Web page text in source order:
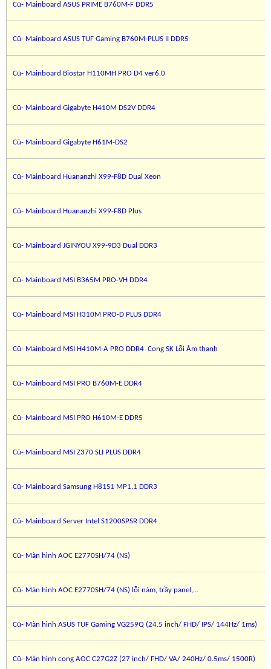
Cũ- Mainboard ASUS PRIME B760M-F DDR5
Cũ- Mainboard ASUS TUF Gaming B760M-PLUS II DDR5
Cũ- Mainboard Biostar H110MH PRO D4 ver6.0
Cũ- Mainboard Gigabyte H410M DS2V DDR4
Cũ- Mainboard Gigabyte H61M-DS2
Cũ- Mainboard Huananzhi X99-F8D Dual Xeon
Cũ- Mainboard Huananzhi X99-F8D Plus
Cũ- Mainboard JGINYOU X99-9D3 Dual DDR3
Cũ- Mainboard MSI B365M PRO-VH DDR4
Cũ- Mainboard MSI H310M PRO-D PLUS DDR4
Cũ- Mainboard MSI H410M-A PRO DDR4 Cong SK Lỗi Âm thanh
Cũ- Mainboard MSI PRO B760M-E DDR4
Cũ- Mainboard MSI PRO H610M-E DDR5
Cũ- Mainboard MSI Z370 SLI PLUS DDR4
Cũ- Mainboard Samsung H81S1 MP1.1 DDR3
Cũ- Mainboard Server Intel S1200SPSR DDR4
Cũ- Màn hình AOC E2770SH/74 (NS)
Cũ- Màn hình AOC E2770SH/74 (NS) lỗi nám, trầy panel,...
Cũ- Màn hình ASUS TUF Gaming VG259Q (24.5 inch/ FHD/ IPS/ 144Hz/ 1ms)
Cũ- Màn hình cong AOC C27G2Z (27 inch/ FHD/ VA/ 240Hz/ 0.5ms/ 1500R)